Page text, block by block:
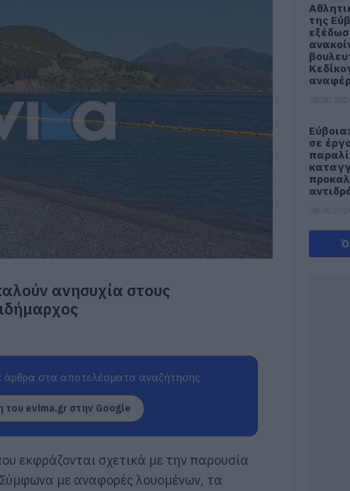
ανησυχία στους
στα αποτελέσματα αναζήτησης
του evima.gr στην Google
εκφράζονται σχετικά με την παρουσία
με αναφορές λουομένων, τα
της
σε
αυτό